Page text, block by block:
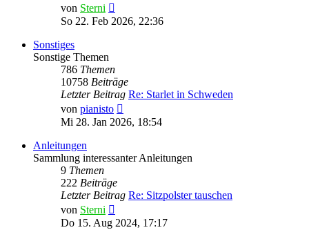
von Sterni
Beitrag
So 22. Feb 2026, 22:36
Sonstiges
Sonstige Themen
786 Themen
10758 Beiträge
Letzter Beitrag Re: Starlet in Schweden
von pianisto
Beitrag
Mi 28. Jan 2026, 18:54
Anleitungen
Sammlung interessanter Anleitungen
9 Themen
222 Beiträge
Letzter Beitrag Re: Sitzpolster tauschen
von Sterni
Beitrag
Do 15. Aug 2024, 17:17